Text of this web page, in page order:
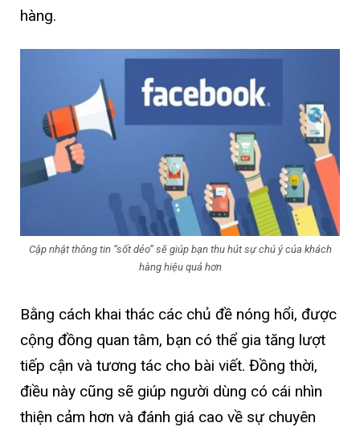
hàng.
Cập nhật thông tin “sốt dẻo” sẽ giúp bạn thu hút sự chú ý của khách
hàng hiệu quả hơn
Bằng cách khai thác các chủ đề nóng hổi, được
cộng đồng quan tâm, bạn có thể gia tăng lượt
tiếp cận và tương tác cho bài viết. Đồng thời,
điều này cũng sẽ giúp người dùng có cái nhìn
thiện cảm hơn và đánh giá cao về sự chuyên